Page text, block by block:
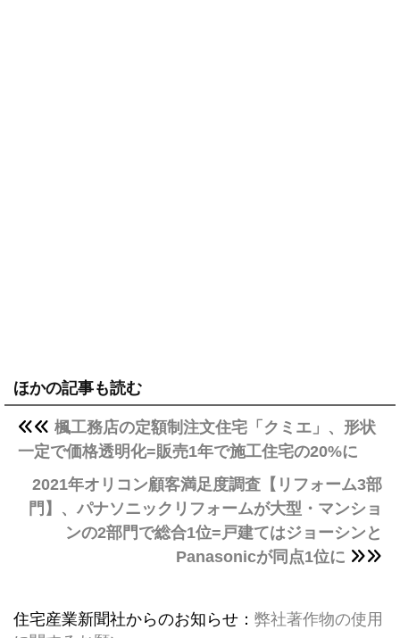
ほかの記事も読む
楓工務店の定額制注文住宅「クミエ」、形状
一定で価格透明化=販売1年で施工住宅の20%に
2021年オリコン顧客満足度調査【リフォーム3部
門】、パナソニックリフォームが大型・マンショ
ンの2部門で総合1位=戸建てはジョーシンと
Panasonicが同点1位に
住宅産業新聞社からのお知らせ： 弊社著作物の使用